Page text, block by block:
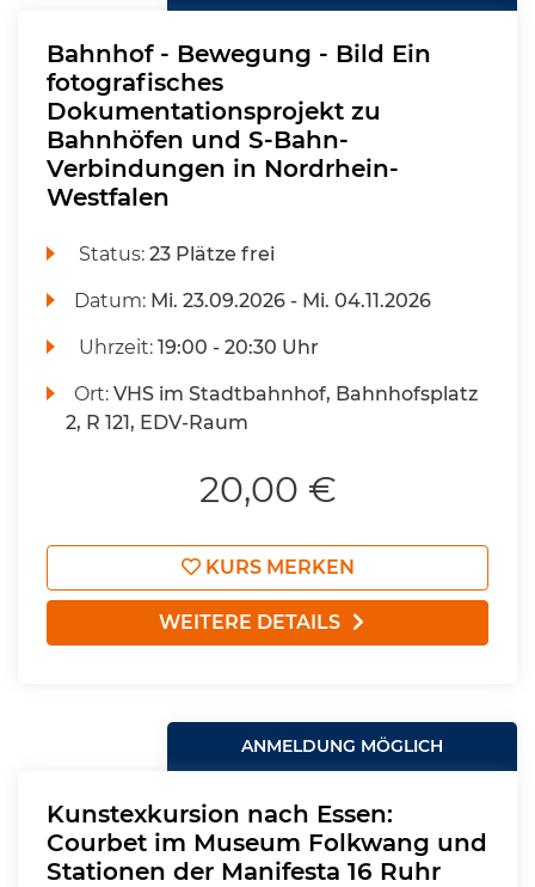
Bahnhof - Bewegung - Bild Ein
fotografisches
Dokumentationsprojekt zu
Bahnhöfen und S-Bahn-
Verbindungen in Nordrhein-
Westfalen
Status:23 Plätze frei
Datum: Mi. 23.09.2026 - Mi. 04.11.2026
Uhrzeit:19:00 - 20:30 Uhr
Ort:VHS im Stadtbahnhof, Bahnhofsplatz
2, R 121, EDV-Raum
20,00 €
KURS MERKEN
WEITERE DETAILS
ANMELDUNG MÖGLICH
Kunstexkursion nach Essen:
Courbet im Museum Folkwang und
Stationen der Manifesta 16 Ruhr